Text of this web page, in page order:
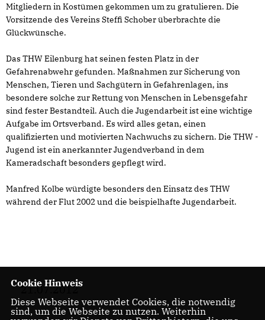
Mitgliedern in Kostümen gekommen um zu gratulieren. Die
Vorsitzende des Vereins Steffi Schober überbrachte die
Glückwünsche.
Das THW Eilenburg hat seinen festen Platz in der
Gefahrenabwehr gefunden. Maßnahmen zur Sicherung von
Menschen, Tieren und Sachgütern in Gefahrenlagen, ins
besondere solche zur Rettung von Menschen in Lebensgefahr
sind fester Bestandteil. Auch die Jugendarbeit ist eine wichtige
Aufgabe im Ortsverband. Es wird alles getan, einen
qualifizierten und motivierten Nachwuchs zu sichern. Die THW -
Jugend ist ein anerkannter Jugendverband in dem
Kameradschaft besonders gepflegt wird.
Manfred Kolbe würdigte besonders den Einsatz des THW
während der Flut 2002 und die beispielhafte Jugendarbeit.
21.07.2012
Cookie Hinweis
Diese Webseite verwendet Cookies, die notwendig
sind, um die Webseite zu nutzen. Weiterhin